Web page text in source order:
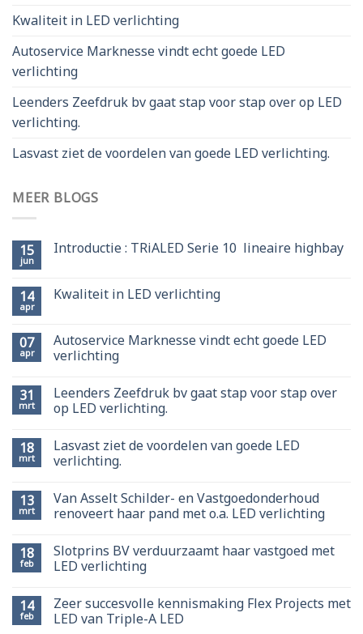
Kwaliteit in LED verlichting
Autoservice Marknesse vindt echt goede LED
verlichting
Leenders Zeefdruk bv gaat stap voor stap over op LED
verlichting.
Lasvast ziet de voordelen van goede LED verlichting.
MEER BLOGS
15
jun
Introductie : TRiALED Serie 10 lineaire highbay
14
apr
Kwaliteit in LED verlichting
07
apr
Autoservice Marknesse vindt echt goede LED
verlichting
31
mrt
Leenders Zeefdruk bv gaat stap voor stap over
op LED verlichting.
18
mrt
Lasvast ziet de voordelen van goede LED
verlichting.
13
mrt
Van Asselt Schilder- en Vastgoedonderhoud
renoveert haar pand met o.a. LED verlichting
18
feb
Slotprins BV verduurzaamt haar vastgoed met
LED verlichting
14
feb
Zeer succesvolle kennismaking Flex Projects met
LED van Triple-A LED